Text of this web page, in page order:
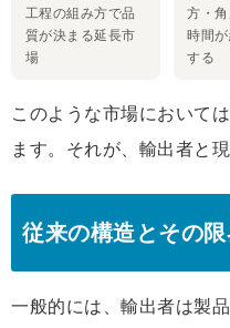
工程の組み方で品
質が決まる延長市
場
方・角
時間
する
このような市場において
ます。それが、輸出者と
従来の構造とその
一般的には、輸出者は製